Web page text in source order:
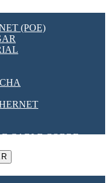
[VDF]
(POE)
CABLE COBRE